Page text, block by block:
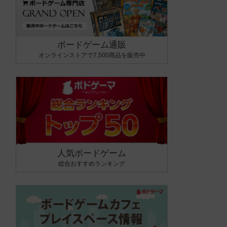
ボードゲーム通販
オンラインストアで7,500商品を販売中
人気ボードゲーム
総合おすすめランキング